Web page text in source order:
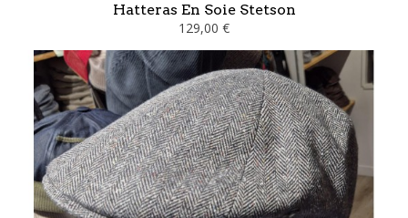
Hatteras En Soie Stetson
129,00 €